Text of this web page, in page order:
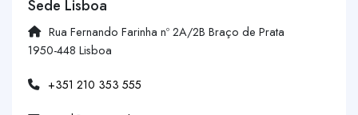
Sede Lisboa
Rua Fernando Farinha nº 2A/2B Braço de Prata
1950-448 Lisboa
+351 210 353 555